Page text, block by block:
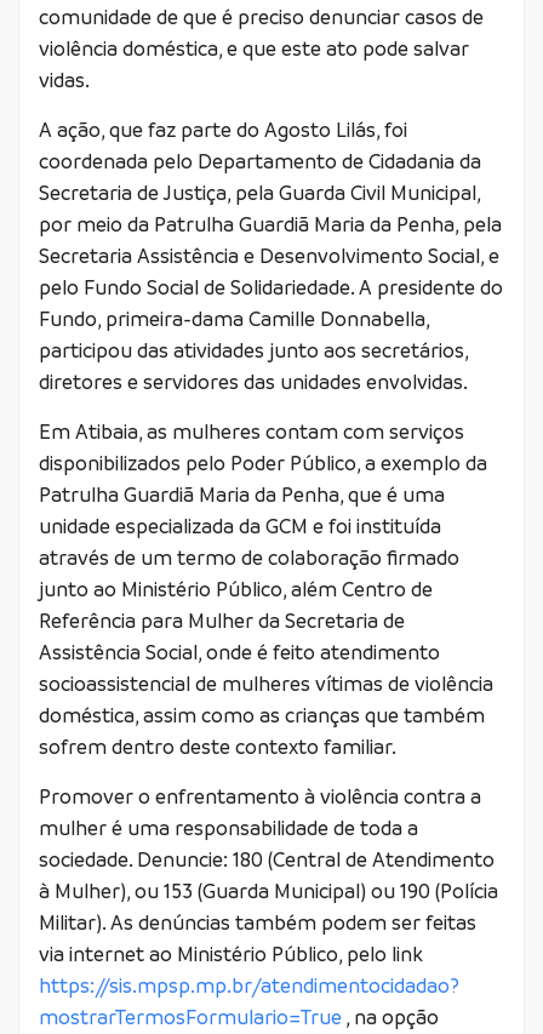
comunidade de que é preciso denunciar casos de
violência doméstica, e que este ato pode salvar
vidas.
A ação, que faz parte do Agosto Lilás, foi
coordenada pelo Departamento de Cidadania da
Secretaria de Justiça, pela Guarda Civil Municipal,
por meio da Patrulha Guardiã Maria da Penha, pela
Secretaria Assistência e Desenvolvimento Social, e
pelo Fundo Social de Solidariedade. A presidente do
Fundo, primeira-dama Camille Donnabella,
participou das atividades junto aos secretários,
diretores e servidores das unidades envolvidas.
Em Atibaia, as mulheres contam com serviços
disponibilizados pelo Poder Público, a exemplo da
Patrulha Guardiã Maria da Penha, que é uma
unidade especializada da GCM e foi instituída
através de um termo de colaboração firmado
junto ao Ministério Público, além Centro de
Referência para Mulher da Secretaria de
Assistência Social, onde é feito atendimento
socioassistencial de mulheres vítimas de violência
doméstica, assim como as crianças que também
sofrem dentro deste contexto familiar.
Promover o enfrentamento à violência contra a
mulher é uma responsabilidade de toda a
sociedade. Denuncie: 180 (Central de Atendimento
à Mulher), ou 153 (Guarda Municipal) ou 190 (Polícia
Militar). As denúncias também podem ser feitas
via internet ao Ministério Público, pelo link
https://sis.mpsp.mp.br/atendimentocidadao?
mostrarTermosFormulario=True, na opção